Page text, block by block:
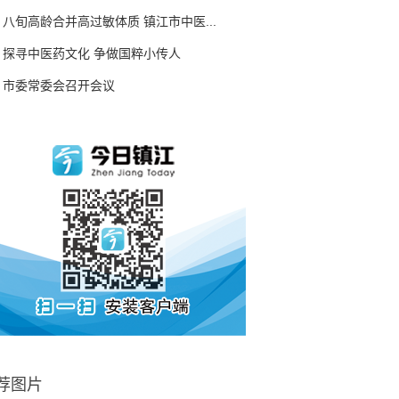
八旬高龄合并高过敏体质 镇江市中医...
探寻中医药文化 争做国粹小传人
市委常委会召开会议
图片